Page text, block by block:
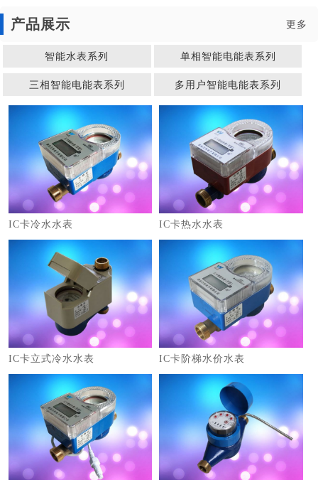
产品展示 更多
智能水表系列 单相智能电能表系列
三相智能电能表系列 多用户智能电能表系列
IC卡冷水水表 ​IC卡热水水表
​IC卡立式冷水水表 ​IC卡阶梯水价水表